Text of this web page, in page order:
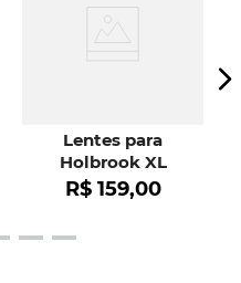
Lentes para
Holbrook XL
R$ 159,00